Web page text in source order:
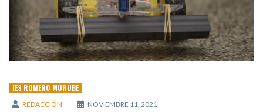
IES ROMERO MURUBE
REDACCIÓN NOVIEMBRE 11, 2021